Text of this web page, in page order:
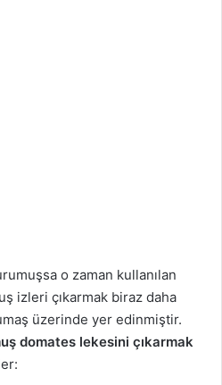
o zaman kullanılan
izleri çıkarmak biraz daha
üzerinde yer edinmiştir.
domates lekesini çıkarmak